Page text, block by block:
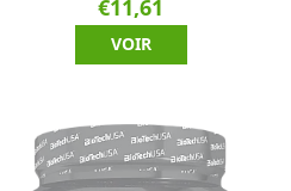
€11,61
VOIR